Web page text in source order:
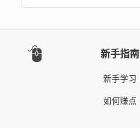
新手指南
新手学习
如何赚点